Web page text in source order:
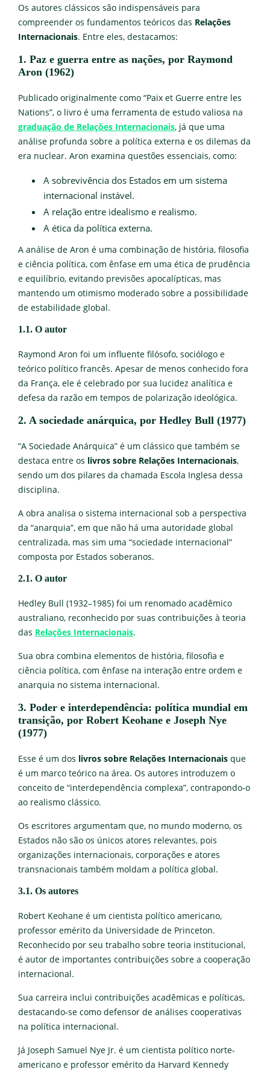
Os autores clássicos são indispensáveis para
compreender os fundamentos teóricos das Relações
Internacionais. Entre eles, destacamos:
1. Paz e guerra entre as nações, por Raymond
Aron (1962)
Publicado originalmente como “Paix et Guerre entre les
Nations”, o livro é uma ferramenta de estudo valiosa na
graduação de Relações Internacionais, já que uma
análise profunda sobre a política externa e os dilemas da
era nuclear. Aron examina questões essenciais, como:
A sobrevivência dos Estados em um sistema
internacional instável.
A relação entre idealismo e realismo.
A ética da política externa.
A análise de Aron é uma combinação de história, filosofia
e ciência política, com ênfase em uma ética de prudência
e equilíbrio, evitando previsões apocalípticas, mas
mantendo um otimismo moderado sobre a possibilidade
de estabilidade global.
1.1. O autor
Raymond Aron foi um influente filósofo, sociólogo e
teórico político francês. Apesar de menos conhecido fora
da França, ele é celebrado por sua lucidez analítica e
defesa da razão em tempos de polarização ideológica.
2. A sociedade anárquica, por Hedley Bull (1977)
“A Sociedade Anárquica” é um clássico que também se
destaca entre os livros sobre Relações Internacionais,
sendo um dos pilares da chamada Escola Inglesa dessa
disciplina.
A obra analisa o sistema internacional sob a perspectiva
da “anarquia”, em que não há uma autoridade global
centralizada, mas sim uma “sociedade internacional”
composta por Estados soberanos.
2.1. O autor
Hedley Bull (1932–1985) foi um renomado acadêmico
australiano, reconhecido por suas contribuições à teoria
das Relações Internacionais.
Sua obra combina elementos de história, filosofia e
ciência política, com ênfase na interação entre ordem e
anarquia no sistema internacional.
3. Poder e interdependência: política mundial em
transição, por Robert Keohane e Joseph Nye
(1977)
Esse é um dos livros sobre Relações Internacionais que
é um marco teórico na área. Os autores introduzem o
conceito de “interdependência complexa”, contrapondo-o
ao realismo clássico.
Os escritores argumentam que, no mundo moderno, os
Estados não são os únicos atores relevantes, pois
organizações internacionais, corporações e atores
transnacionais também moldam a política global.
3.1. Os autores
Robert Keohane é um cientista político americano,
professor emérito da Universidade de Princeton.
Reconhecido por seu trabalho sobre teoria institucional,
é autor de importantes contribuições sobre a cooperação
internacional.
Sua carreira inclui contribuições acadêmicas e políticas,
destacando-se como defensor de análises cooperativas
na política internacional.
Já Joseph Samuel Nye Jr. é um cientista político norte-
americano e professor emérito da Harvard Kennedy